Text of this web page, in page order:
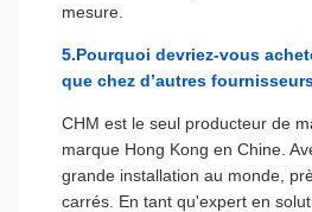
mesure.
5.Pourquoi devriez-vous
que chez d’autres
CHM est le seul producteur de
marque Hong Kong en Chine.
grande installation au monde,
carrés. En tant qu'expert en